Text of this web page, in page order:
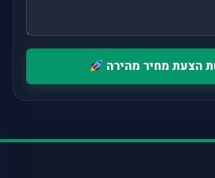
הצעת מחיר מהירה